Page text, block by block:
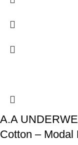
Α.A
Cotton – Modal